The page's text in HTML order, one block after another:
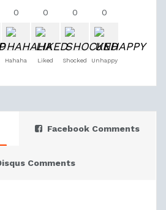
0
Hahaha
0
Liked
0
Shocked
0
Unhappy
Facebook Comments
Comments